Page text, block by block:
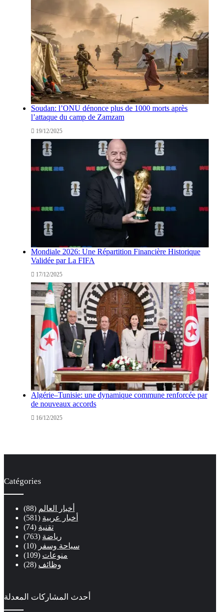
Soudan: l’ONU dénonce plus de 1000 morts après
l’attaque du camp de Zamzam
19/12/2025
Mondiale 2026: Une Répartition Financière Historique
Validée par La FIFA
17/12/2025
Algérie–Tunisie: une dynamique commune renforcée par
de nouveaux accords
16/12/2025
Catégories
أخبار العالم (88)
أخبار عربية (581)
تقنية (74)
رياضة (763)
سياحة وسفر (10)
منوعات (109)
وظائف (28)
أحدث المشاركات المعدلة